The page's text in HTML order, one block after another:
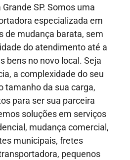
SP. Somos uma
especializada em
de mudança barata, sem
do atendimento até a
bens no novo local. Seja
a complexidade do seu
tamanho da sua carga,
para ser sua parceira
soluções em serviços
mudança comercial,
municipais, fretes
pequenos